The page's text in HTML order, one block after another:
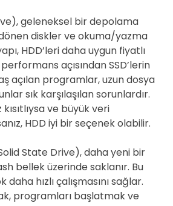
geleneksel bir depolama
diskler ve okuma/yazma
HDD’leri daha uygun fiyatlı
açısından SSD’lerin
açılan programlar, uzun dosya
sık karşılaşılan sorunlardır.
ve büyük veri
HDD iyi bir seçenek olabilir.
State Drive), daha yeni bir
bellek üzerinde saklanır. Bu
daha hızlı çalışmasını sağlar.
programları başlatmak ve